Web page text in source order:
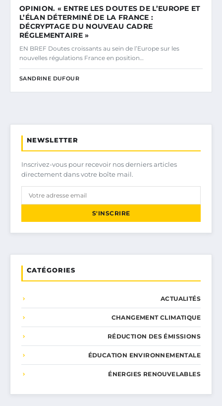
OPINION. « ENTRE LES DOUTES DE L’EUROPE ET
L’ÉLAN DÉTERMINÉ DE LA FRANCE :
DÉCRYPTAGE DU NOUVEAU CADRE
RÉGLEMENTAIRE »
EN BREF Doutes croissants au sein de l’Europe sur les
nouvelles régulations France en position…
SANDRINE DUFOUR
NEWSLETTER
Inscrivez-vous pour recevoir nos derniers articles
directement dans votre boîte mail.
S'INSCRIRE
CATÉGORIES
ACTUALITÉS
CHANGEMENT CLIMATIQUE
RÉDUCTION DES ÉMISSIONS
ÉDUCATION ENVIRONNEMENTALE
ÉNERGIES RENOUVELABLES